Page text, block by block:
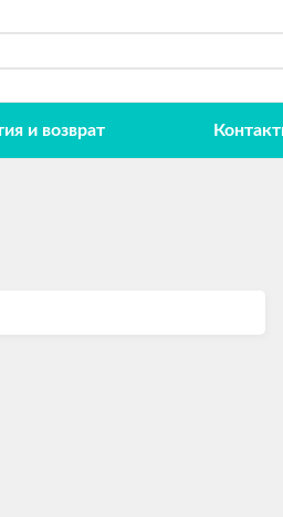
и возврат